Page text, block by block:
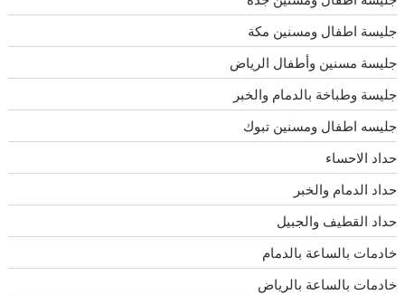
جليسة اطفال ومسنين مكة
جليسة مسنين وأطفال الرياض
جليسة وطباخة بالدمام والخبر
جليسه اطفال ومسنين تبوك
حداد الاحساء
حداد الدمام والخبر
حداد القطيف والجبيل
خادمات بالساعة بالدمام
خادمات بالساعة بالرياض